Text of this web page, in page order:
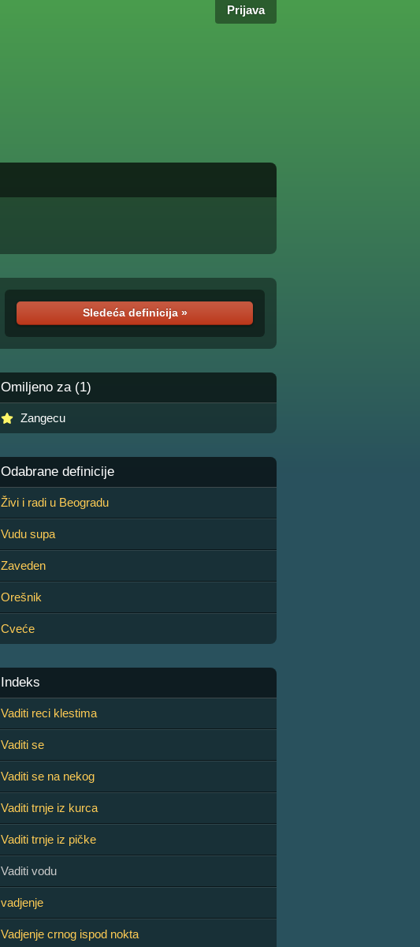
Prijava
Sledeća definicija »
Omiljeno za (1)
Zangecu
Odabrane definicije
Živi i radi u Beogradu
Vudu supa
Zaveden
Orešnik
Cveće
Indeks
Vaditi reci klestima
Vaditi se
Vaditi se na nekog
Vaditi trnje iz kurca
Vaditi trnje iz pičke
Vaditi vodu
vadjenje
Vadjenje crnog ispod nokta